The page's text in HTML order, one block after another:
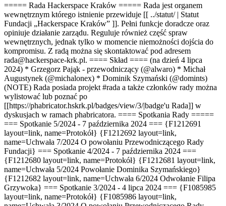
===== Rada Hackerspace Kraków ===== Rada jest organem
wewnętrznym którego istnienie przewiduje [[ ../statut/ | Statut
Fundacji „Hackerspace Kraków” ]]. Pełni funkcje doradcze oraz
opiniuje działanie zarządu. Reguluje również część spraw
wewnętrznych, jednak tylko w momencie niemożności dojścia do
kompromisu. Z radą można się skontaktować pod adresem
rada@hackerspace-krk.pl. ==== Skład ==== (na dzień 4 lipca
2024) * Grzegorz Pająk - przewodniczący (@alwaro) * Michał
Augustynek (@michalonex) * Dominik Szymański (@domints)
(NOTE) Rada posiada projekt #rada a także członków rady można
wylistować lub poznać po
[[https://phabricator.hskrk.pl/badges/view/3/|badge'u Rada]] w
dyskusjach w ramach phabricatora. ==== Spotkania Rady =====
=== Spotkanie 5/2024 - 7 października 2024 === {F1212691
layout=link, name=Protokół} {F1212692 layout=link,
name=Uchwała 7/2024 O powołaniu Przewodniczącego Rady
Fundacji} === Spotkanie 4/2024 - 7 października 2024 ===
{F1212680 layout=link, name=Protokół} {F1212681 layout=link,
name=Uchwała 5/2024 Powołanie Dominika Szymańskiego}
{F1212682 layout=link, name=Uchwała 6/2024 Odwołanie Filipa
Grzywoka} === Spotkanie 3/2024 - 4 lipca 2024 === {F1085985
layout=link, name=Protokół} {F1085986 layout=link,